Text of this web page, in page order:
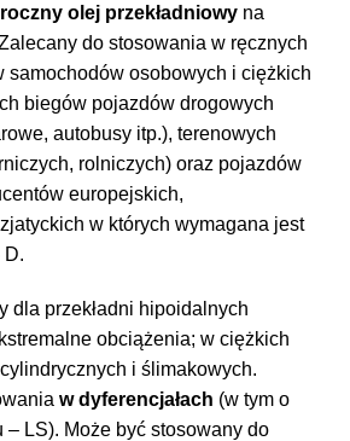
olej przekładniowy na
do stosowania w ręcznych
samochodów osobowych i ciężkich
biegów pojazdów drogowych
autobusy itp.), terenowych
rolniczych) oraz pojazdów
europejskich,
w których wymagana jest
D.
dla przekładni hipoidalnych
obciążenia; w ciężkich
i ślimakowych.
w dyferencjałach (w tym o
– LS). Może być stosowany do